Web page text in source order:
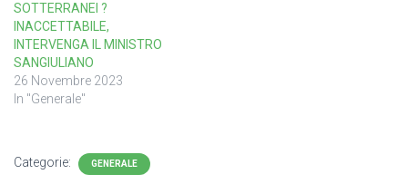
SOTTERRANEI ?
INACCETTABILE,
INTERVENGA IL MINISTRO
SANGIULIANO
26 Novembre 2023
In "Generale"
Categorie: GENERALE